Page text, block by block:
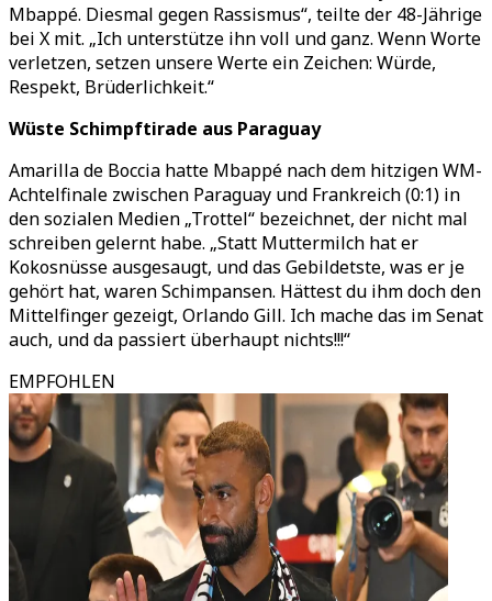
Mbappé. Diesmal gegen Rassismus“, teilte der 48-Jährige
bei X mit. „Ich unterstütze ihn voll und ganz. Wenn Worte
verletzen, setzen unsere Werte ein Zeichen: Würde,
Respekt, Brüderlichkeit.“
Wüste Schimpftirade aus Paraguay
Amarilla de Boccia hatte Mbappé nach dem hitzigen WM-
Achtelfinale zwischen Paraguay und Frankreich (0:1) in
den sozialen Medien „Trottel“ bezeichnet, der nicht mal
schreiben gelernt habe. „Statt Muttermilch hat er
Kokosnüsse ausgesaugt, und das Gebildetste, was er je
gehört hat, waren Schimpansen. Hättest du ihm doch den
Mittelfinger gezeigt, Orlando Gill. Ich mache das im Senat
auch, und da passiert überhaupt nichts!!!“
EMPFOHLEN